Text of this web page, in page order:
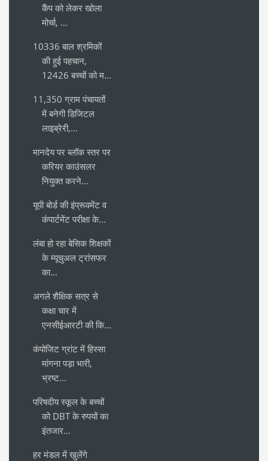
कैंप को लेकर खोला
मोर्चा, ...
10336 बाल श्रमिकों
की हुई पहचान,
12426 बच्चों को म...
11,350 ग्राम पंचायतों
में बनेगी डिजिटल
लाइब्रेरी,...
मानदेय पर ब्लॉक स्तर पर
करियर काउंसलर
नियुक्त करने...
यूपी बोर्ड की इंप्रूवमेंट व
कंपार्टमेंट परीक्षा के...
लंबा हो रहा बेसिक शिक्षकों
के म्यूचुअल ट्रांसफर
का...
अगले शैक्षिक सत्र से
कक्षा चार में
एनसीईआरटी की कि...
कंपोजिट ग्रांट में हिस्सा
मांगना पड़ा भारी,
भ्रष्ट...
परिषदीय स्कूल के बच्चों
को DBT के रुपयों का
इंतजार...
हर मंडल में खुलेंगे